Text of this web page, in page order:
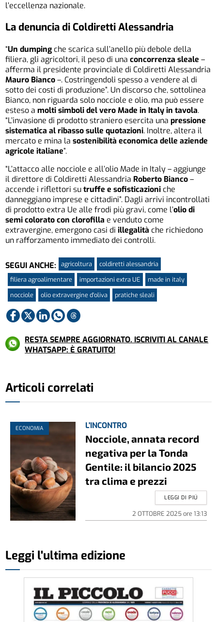
l’eccellenza nazionale.
La denuncia di Coldiretti Alessandria
“Un dumping che scarica sull’anello più debole della
filiera, gli agricoltori, il peso di una concorrenza sleale –
afferma il presidente provinciale di Coldiretti Alessandria
Mauro Bianco–. Costringendoli spesso a vendere al di
sotto dei costi di produzione”. Un discorso che, sottolinea
Bianco, non riguarda solo nocciole e olio, ma può essere
esteso amolti simboli del vero Made in Italy in tavola.
“L’invasione di prodotto straniero esercita unapressione
sistematica al ribasso sulle quotazioni. Inoltre, altera il
mercato e mina lasostenibilità economica delle aziende
agricole italiane”.
“L’attacco alle nocciole e all’olio Made in Italy – aggiunge
il direttore di Coldiretti Alessandria Roberto Bianco–
accende i riflettori sutruffe e sofisticazioni che
danneggiano imprese e cittadini”. Dagli arrivi incontrollati
di prodotto extra Ue alle frodi più gravi, come l’olio di
semi colorato con clorofilla e venduto come
extravergine, emergono casi diillegalità che richiedono
un rafforzamento immediato dei controlli.
SEGUI ANCHE: agricoltura
coldiretti alessandria
filiera agroalimentare
importazioni extra UE
made in italy
nocciole
olio extravergine d'oliva pratiche sleali
RESTA SEMPRE AGGIORNATO. ISCRIVITI AL CANALE
WHATSAPP: È GRATUITO!
Articoli correlati
ECONOMIA L'INCONTRO
Nocciole, annata record
negativa per la Tonda
Gentile: il bilancio 2025
tra clima e prezzi
2 OTTOBRE 2025ore 13:13
LEGGI DI PIÚ
Leggi l'ultima edizione